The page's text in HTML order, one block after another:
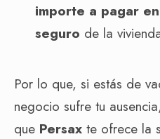
importe a pagar
seguro de la
Por lo que, si estás de
negocio sufre tu
que Persax te ofrece la